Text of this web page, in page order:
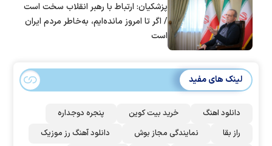
پزشکیان: ارتباط با رهبر انقلاب سخت است
/ اگر تا امروز مانده‌ایم، به‌خاطر مردم ایران
است
لینک های مفید
دانلود اهنگ خرید بیت کوین
پنجره دوجداره
راز بقا
نمایندگی مجاز بوش
دانلود آهنگ رز‌ موزیک